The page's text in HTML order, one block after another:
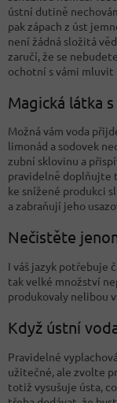
ústní dutině
pak zápach z úst
není žádná složitá
zaručí, že se
ochotní s vámi mluvit
Magická látka
Možná vám voda
limonád a sodovek
zubní sklovinu a
pravidelně doplňujte
ke snížené produkci
a zabraňují jeho
Nečistěte
I váš jazyk potřebuje
tak velké množství
produkovaly nelibou
Když ústní
Pravidelné
užitečné, ale zvolte
totiž vysušuje ústa,